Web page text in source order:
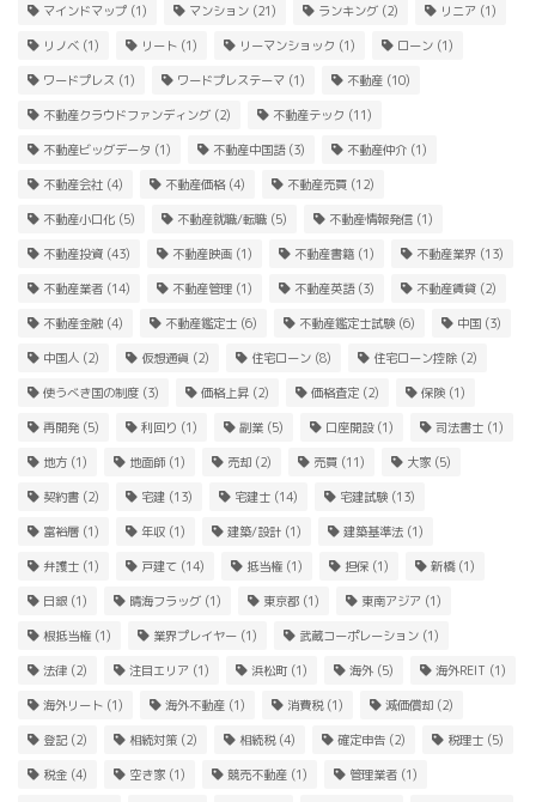
マインドマップ (1) マンション (21) ランキング (2) リニア (1)
リノベ (1) リート (1) リーマンショック (1) ローン (1)
ワードプレス (1) ワードプレステーマ (1) 不動産 (10)
不動産クラウドファンディング (2) 不動産テック (11)
不動産ビッグデータ (1) 不動産中国語(3) 不動産仲介 (1)
不動産会社 (4) 不動産価格(4) 不動産売買 (12)
不動産小口化 (5) 不動産就職/転職 (5) 不動産情報発信 (1)
不動産投資 (43) 不動産映画 (1) 不動産書籍 (1) 不動産業界 (13)
不動産業者 (14) 不動産管理 (1) 不動産英語(3) 不動産賃貸 (2)
不動産金融 (4) 不動産鑑定士 (6) 不動産鑑定士試験 (6) 中国 (3)
中国人 (2) 仮想通貨 (2) 住宅ローン (8) 住宅ローン控除 (2)
使うべき国の制度 (3) 価格上昇 (2) 価格査定 (2) 保険 (1)
再開発 (5) 利回り (1) 副業 (5) 口座開設(1) 司法書士 (1)
地方 (1) 地面師 (1) 売却 (2) 売買 (11) 大家 (5)
契約書 (2) 宅建 (13) 宅建士 (14) 宅建試験 (13)
富裕層 (1) 年収 (1) 建築/設計 (1) 建築基準法 (1)
弁護士 (1) 戸建て (14) 抵当権 (1) 担保 (1) 新橋(1)
日銀 (1) 晴海フラッグ (1) 東京都 (1) 東南アジア (1)
根抵当権 (1) 業界プレイヤー (1) 武蔵コーポレーション (1)
法律 (2) 注目エリア (1) 浜松町 (1) 海外 (5) 海外REIT (1)
海外リート (1) 海外不動産 (1) 消費税(1) 減価償却 (2)
登記(2) 相続対策 (2) 相続税(4) 確定申告 (2) 税理士 (5)
税金 (4) 空き家 (1) 競売不動産 (1) 管理業者 (1)